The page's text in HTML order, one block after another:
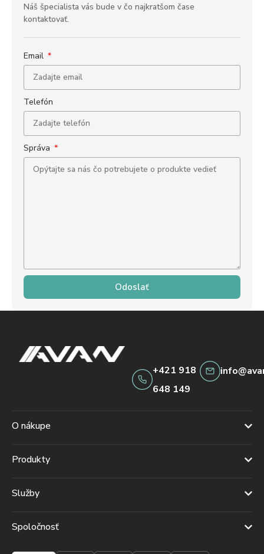
Náš špecialista vás bude v čo najkratšom čase
kontaktovať.
Email
Telefón
Správa
Odoslať
+421 918
648 149
O nákupe
Produkty
Služby
Spoločnosť